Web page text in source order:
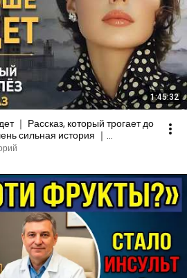
1:45:32
｜ Рассказ, который трогает до
сильная история ｜